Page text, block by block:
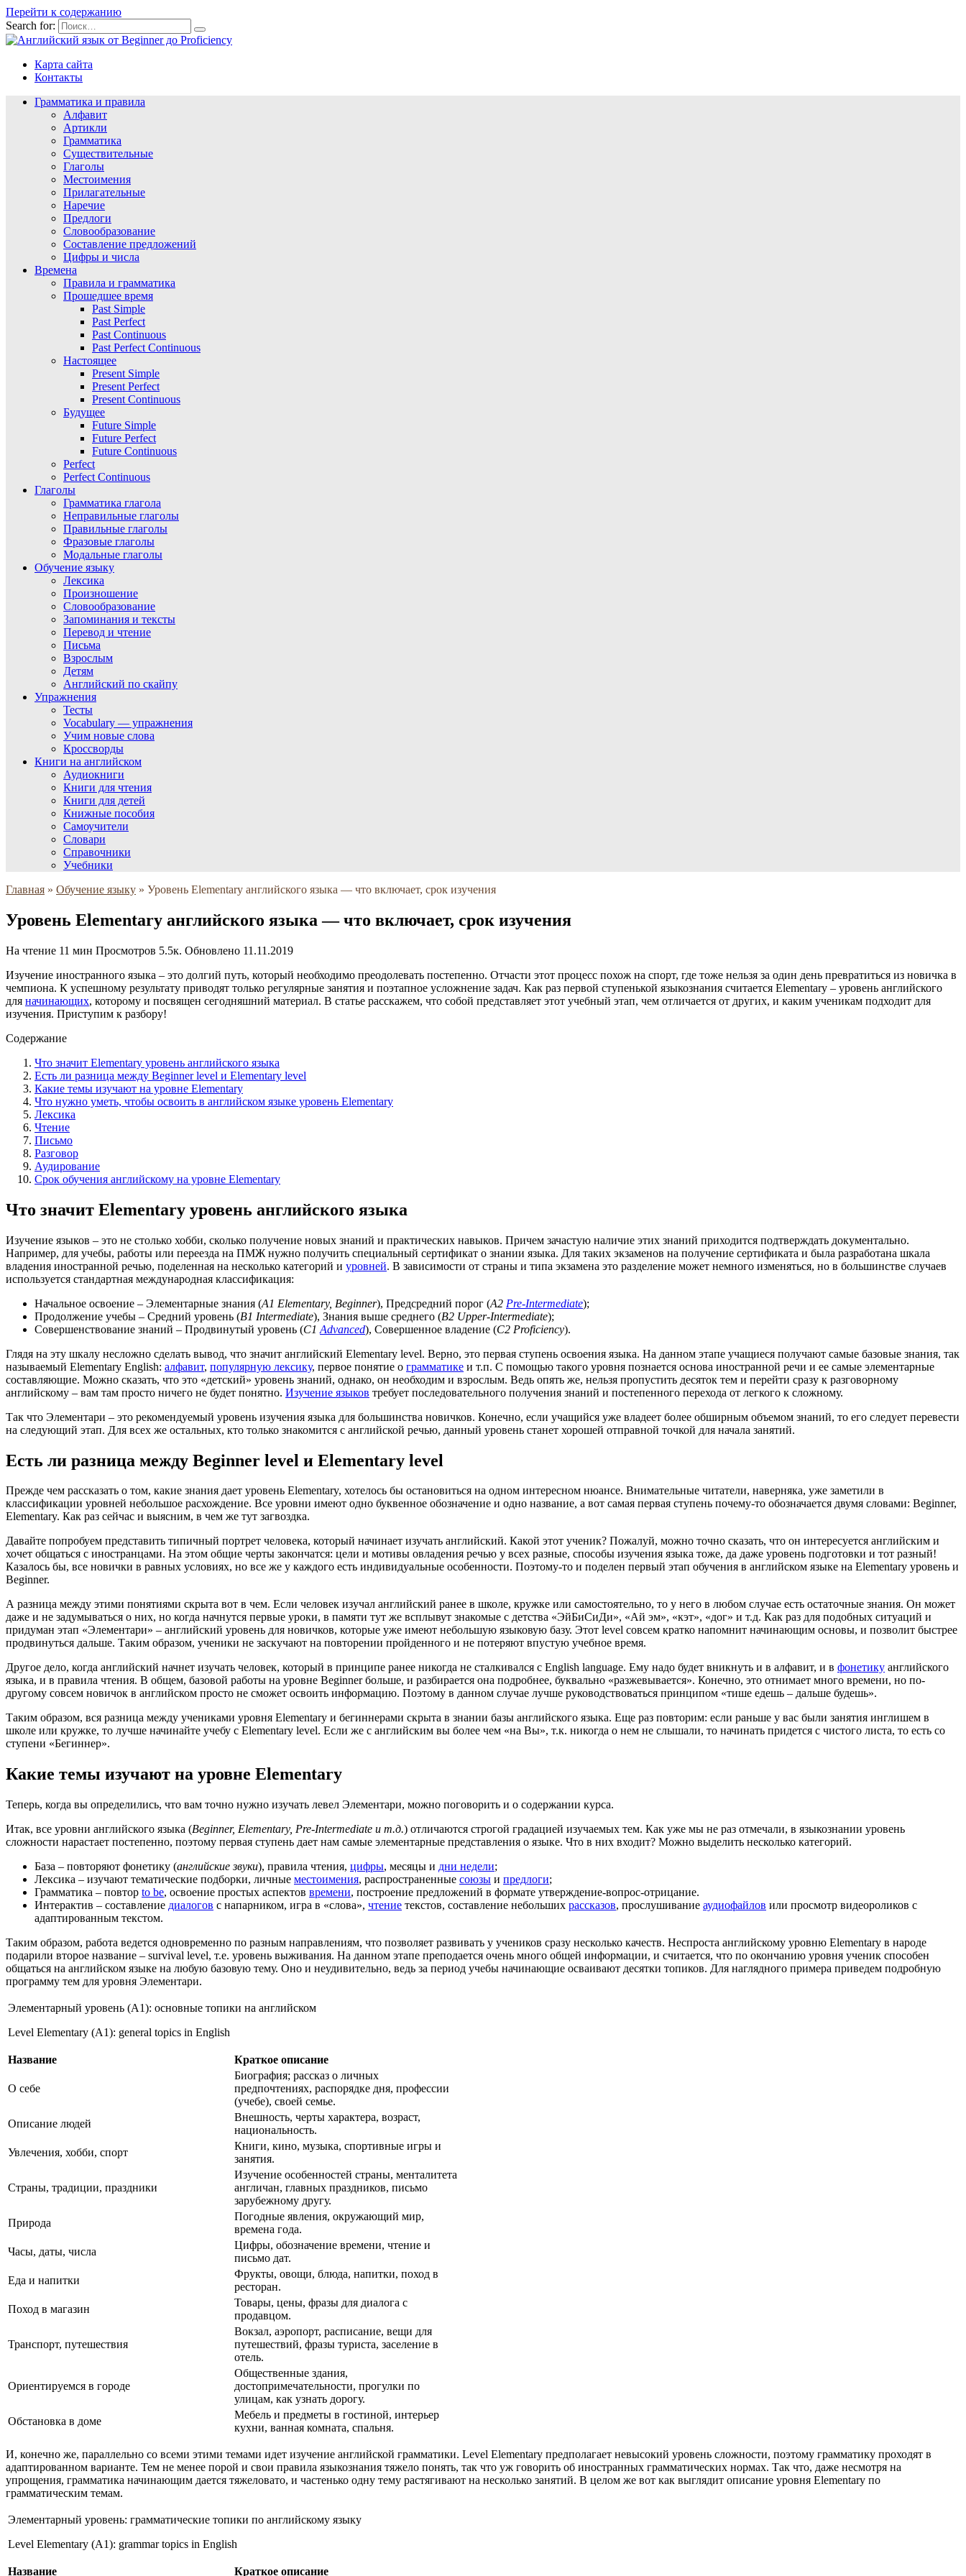
Перейти к содержанию
Search for:
Карта сайта
Контакты
Грамматика и правила
Алфавит
Артикли
Грамматика
Существительные
Глаголы
Местоимения
Прилагательные
Наречие
Предлоги
Словообразование
Составление предложений
Цифры и числа
Времена
Правила и грамматика
Прошедшее время
Past Simple
Past Perfect
Past Continuous
Past Perfect Continuous
Настоящее
Present Simple
Present Perfect
Present Continuous
Будущее
Future Simple
Future Perfect
Future Continuous
Perfect
Perfect Continuous
Глаголы
Грамматика глагола
Неправильные глаголы
Правильные глаголы
Фразовые глаголы
Модальные глаголы
Обучение языку
Лексика
Произношение
Словообразование
Запоминания и тексты
Перевод и чтение
Письма
Взрослым
Детям
Английский по скайпу
Упражнения
Тесты
Vocabulary — упражнения
Учим новые слова
Кроссворды
Книги на английском
Аудиокниги
Книги для чтения
Книги для детей
Книжные пособия
Самоучители
Словари
Справочники
Учебники
Главная » Обучение языку » Уровень Elementary английского языка — что включает, срок изучения
Уровень Elementary английского языка — что включает, срок изучения
На чтение 11 мин Просмотров 5.5к. Обновлено 11.11.2019
Изучение иностранного языка – это долгий путь, который необходимо преодолевать постепенно. Отчасти этот процесс похож на спорт, где тоже нельзя за один день превратиться из новичка в
чемпиона. К успешному результату приводят только регулярные занятия и поэтапное усложнение задач. Как раз первой ступенькой языкознания считается Elementary – уровень английского
для начинающих, которому и посвящен сегодняшний материал. В статье расскажем, что собой представляет этот учебный этап, чем отличается от других, и каким ученикам подходит для
изучения. Приступим к разбору!
Содержание
Что значит Elementary уровень английского языка
Есть ли разница между Beginner level и Elementary level
Какие темы изучают на уровне Elementary
Что нужно уметь, чтобы освоить в английском языке уровень Elementary
Лексика
Чтение
Письмо
Разговор
Аудирование
Срок обучения английскому на уровне Elementary
Что значит Elementary уровень английского языка
Изучение языков – это не столько хобби, сколько получение новых знаний и практических навыков. Причем зачастую наличие этих знаний приходится подтверждать документально.
Например, для учебы, работы или переезда на ПМЖ нужно получить специальный сертификат о знании языка. Для таких экзаменов на получение сертификата и была разработана шкала
владения иностранной речью, поделенная на несколько категорий и уровней. В зависимости от страны и типа экзамена это разделение может немного изменяться, но в большинстве случаев
используется стандартная международная классификация:
Начальное освоение – Элементарные знания (A1 Elementary, Beginner), Предсредний порог (A2 Pre-Intermediate);
Продолжение учебы – Средний уровень (B1 Intermediate), Знания выше среднего (B2 Upper-Intermediate);
Совершенствование знаний – Продвинутый уровень (C1 Advanced), Совершенное владение (C2 Proficiency).
Глядя на эту шкалу несложно сделать вывод, что значит английский Elementary level. Верно, это первая ступень освоения языка. На данном этапе учащиеся получают самые базовые знания, так
называемый Elementary English: алфавит, популярную лексику, первое понятие о грамматике и т.п. С помощью такого уровня познается основа иностранной речи и ее самые элементарные
составляющие. Можно сказать, что это «детский» уровень знаний, однако, он необходим и взрослым. Ведь опять же, нельзя пропустить десяток тем и перейти сразу к разговорному
английскому – вам там просто ничего не будет понятно. Изучение языков требует последовательного получения знаний и постепенного перехода от легкого к сложному.
Так что Элементари – это рекомендуемый уровень изучения языка для большинства новичков. Конечно, если учащийся уже владеет более обширным объемом знаний, то его следует перевести
на следующий этап. Для всех же остальных, кто только знакомится с английской речью, данный уровень станет хорошей отправной точкой для начала занятий.
Есть ли разница между Beginner level и Elementary level
Прежде чем рассказать о том, какие знания дает уровень Elementary, хотелось бы остановиться на одном интересном нюансе. Внимательные читатели, наверняка, уже заметили в
классификации уровней небольшое расхождение. Все уровни имеют одно буквенное обозначение и одно название, а вот самая первая ступень почему-то обозначается двумя словами: Beginner,
Elementary. Как раз сейчас и выясним, в чем же тут загвоздка.
Давайте попробуем представить типичный портрет человека, который начинает изучать английский. Какой этот ученик? Пожалуй, можно точно сказать, что он интересуется английским и
хочет общаться с иностранцами. На этом общие черты закончатся: цели и мотивы овладения речью у всех разные, способы изучения языка тоже, да даже уровень подготовки и тот разный!
Казалось бы, все новички в равных условиях, но все же у каждого есть индивидуальные особенности. Поэтому-то и поделен первый этап обучения в английском языке на Elementary уровень и
Beginner.
А разница между этими понятиями скрыта вот в чем. Если человек изучал английский ранее в школе, кружке или самостоятельно, то у него в любом случае есть остаточные знания. Он может
даже и не задумываться о них, но когда начнутся первые уроки, в памяти тут же всплывут знакомые с детства «ЭйБиСиДи», «Ай эм», «кэт», «дог» и т.д. Как раз для подобных ситуаций и
придуман этап «Элементари» – английский уровень для новичков, которые уже имеют небольшую языковую базу. Этот level совсем кратко напомнит начинающим основы, и позволит быстрее
продвинуться дальше. Таким образом, ученики не заскучают на повторении пройденного и не потеряют впустую учебное время.
Другое дело, когда английский начнет изучать человек, который в принципе ранее никогда не сталкивался с English language. Ему надо будет вникнуть и в алфавит, и в фонетику английского
языка, и в правила чтения. В общем, базовой работы на уровне Beginner больше, и разбирается она подробнее, буквально «разжевывается». Конечно, это отнимает много времени, но по-
другому совсем новичок в английском просто не сможет освоить информацию. Поэтому в данном случае лучше руководствоваться принципом «тише едешь – дальше будешь».
Таким образом, вся разница между учениками уровня Elementary и бегиннерами скрыта в знании базы английского языка. Еще раз повторим: если раньше у вас были занятия инглишем в
школе или кружке, то лучше начинайте учебу с Elementary level. Если же с английским вы более чем «на Вы», т.к. никогда о нем не слышали, то начинать придется с чистого листа, то есть со
ступени «Бегиннер».
Какие темы изучают на уровне Elementary
Теперь, когда вы определились, что вам точно нужно изучать левел Элементари, можно поговорить и о содержании курса.
Итак, все уровни английского языка (Beginner, Elementary, Pre-Intermediate и т.д.) отличаются строгой градацией изучаемых тем. Как уже мы не раз отмечали, в языкознании уровень
сложности нарастает постепенно, поэтому первая ступень дает нам самые элементарные представления о языке. Что в них входит? Можно выделить несколько категорий.
База – повторяют фонетику (английские звуки), правила чтения, цифры, месяцы и дни недели;
Лексика – изучают тематические подборки, личные местоимения, распространенные союзы и предлоги;
Грамматика – повтор to be, освоение простых аспектов времени, построение предложений в формате утверждение-вопрос-отрицание.
Интерактив – составление диалогов с напарником, игра в «слова», чтение текстов, составление небольших рассказов, прослушивание аудиофайлов или просмотр видеороликов с
адаптированным текстом.
Таким образом, работа ведется одновременно по разным направлениям, что позволяет развивать у учеников сразу несколько качеств. Неспроста английскому уровню Elementary в народе
подарили второе название ­– survival level, т.е. уровень выживания. На данном этапе преподается очень много общей информации, и считается, что по окончанию уровня ученик способен
общаться на английском языке на любую базовую тему. Оно и неудивительно, ведь за период учебы начинающие осваивают десятки топиков. Для наглядного примера приведем подробную
программу тем для уровня Элементари.
Элементарный уровень (А1): основные топики на английском
Level Elementary (A1): general topics in English
Название Краткое описание
О себе
Биография; рассказ о личных
предпочтениях, распорядке дня, профессии
(учебе), своей семье.
Описание людей
Внешность, черты характера, возраст,
национальность.
Увлечения, хобби, спорт
Книги, кино, музыка, спортивные игры и
занятия.
Страны, традиции, праздники
Изучение особенностей страны, менталитета
англичан, главных праздников, письмо
зарубежному другу.
Природа
Погодные явления, окружающий мир,
времена года.
Часы, даты, числа
Цифры, обозначение времени, чтение и
письмо дат.
Еда и напитки
Фрукты, овощи, блюда, напитки, поход в
ресторан.
Поход в магазин
Товары, цены, фразы для диалога с
продавцом.
Транспорт, путешествия
Вокзал, аэропорт, расписание, вещи для
путешествий, фразы туриста, заселение в
отель.
Ориентируемся в городе
Общественные здания,
достопримечательности, прогулки по
улицам, как узнать дорогу.
Обстановка в доме
Мебель и предметы в гостиной, интерьер
кухни, ванная комната, спальня.
И, конечно же, параллельно со всеми этими темами идет изучение английской грамматики. Level Elementary предполагает невысокий уровень сложности, поэтому грамматику проходят в
адаптированном варианте. Тем не менее порой и свои правила языкознания тяжело понять, так что уж говорить об иностранных грамматических нормах. Так что, даже несмотря на
упрощения, грамматика начинающим дается тяжеловато, и частенько одну тему растягивают на несколько занятий. В целом же вот как выглядит описание уровня Elementary по
грамматическим темам.
Элементарный уровень: грамматические топики по английскому языку
Level Elementary (A1): grammar topics in English
Название Краткое описание